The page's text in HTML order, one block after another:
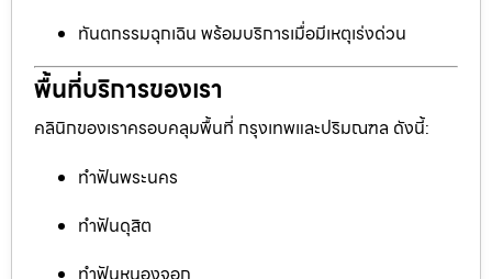
ทันตกรรมฉุกเฉิน พร้อมบริการเมื่อมีเหตุเร่งด่วน
พื้นที่บริการของเรา
คลินิกของเราครอบคลุมพื้นที่ กรุงเทพและปริมณฑล ดังนี้:
ทำฟันพระนคร
ทำฟันดุสิต